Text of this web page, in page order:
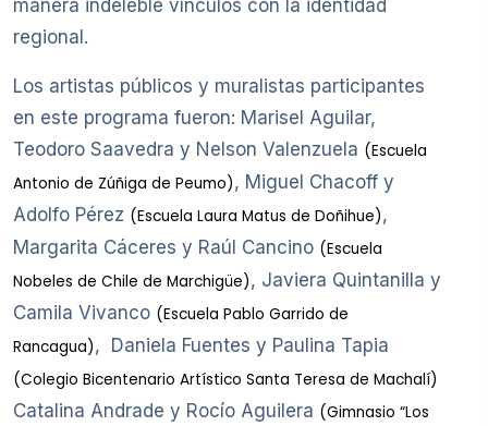
manera indeleble vínculos con la identidad
regional.
Los artistas públicos y muralistas participantes
en este programa fueron: Marisel Aguilar,
Teodoro Saavedra y Nelson Valenzuela (Escuela
Antonio de Zúñiga de Peumo), Miguel Chacoff y
Adolfo Pérez (Escuela Laura Matus de Doñihue),
Margarita Cáceres y Raúl Cancino (Escuela
Nobeles de Chile de Marchigüe), Javiera Quintanilla y
Camila Vivanco (Escuela Pablo Garrido de
Rancagua), Daniela Fuentes y Paulina Tapia
(Colegio Bicentenario Artístico Santa Teresa de Machalí)
Catalina Andrade y Rocío Aguilera (Gimnasio “Los